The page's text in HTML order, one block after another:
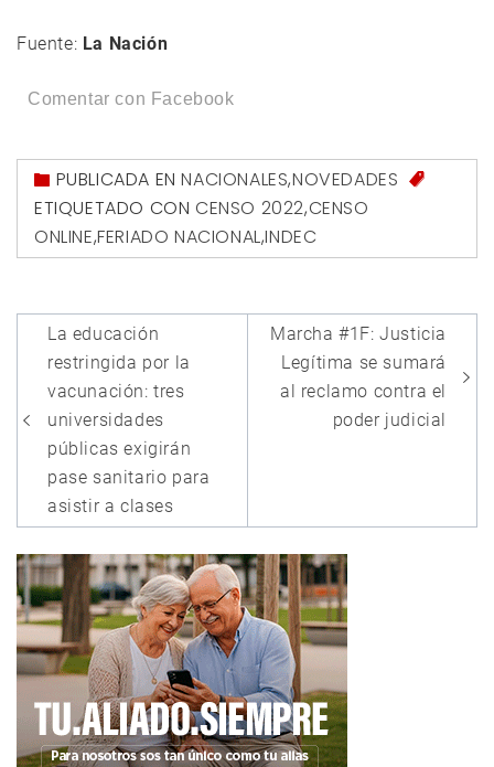
Fuente: La Nación
Comentar con Facebook
PUBLICADA ENNACIONALES,NOVEDADES
ETIQUETADO CON CENSO 2022,CENSO
ONLINE,FERIADO NACIONAL,INDEC
Navegación
de
entradas
La educación
restringida por la
vacunación: tres
universidades
públicas exigirán
pase sanitario para
asistir a clases
Marcha #1F: Justicia
Legítima se sumará
al reclamo contra el
poder judicial